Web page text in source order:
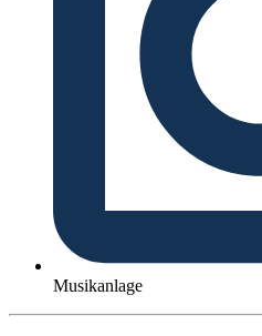
Musikanlage